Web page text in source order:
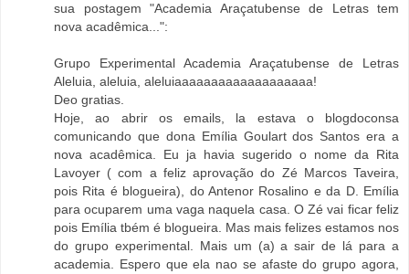
sua postagem "Academia Araçatubense de Letras tem
nova acadêmica...":
Grupo Experimental Academia Araçatubense de Letras
Aleluia, aleluia, aleluiaaaaaaaaaaaaaaaaaaa!
Deo gratias.
Hoje, ao abrir os emails, la estava o blogdoconsa
comunicando que dona Emília Goulart dos Santos era a
nova acadêmica. Eu ja havia sugerido o nome da Rita
Lavoyer ( com a feliz aprovação do Zé Marcos Taveira,
pois Rita é blogueira), do Antenor Rosalino e da D. Emília
para ocuparem uma vaga naquela casa. O Zé vai ficar feliz
pois Emília tbém é blogueira. Mas mais felizes estamos nos
do grupo experimental. Mais um (a) a sair de lá para a
academia. Espero que ela nao se afaste do grupo agora,